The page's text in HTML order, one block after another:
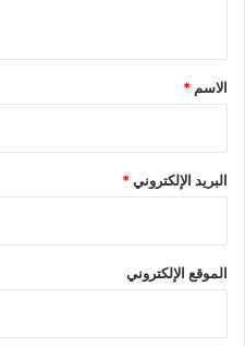
*
الاسم *
البريد الإلكتروني*
الموقع الإلكتروني